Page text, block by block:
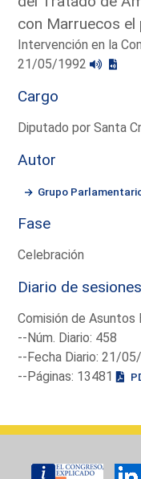
con Marruecos el
Intervención en la
21/05/1992
Cargo
Diputado por Santa
Autor
Grupo
Fase
Celebración
Diario de sesiones
Comisión de Asuntos
--Núm. Diario: 458
--Fecha Diario: 21/
--Páginas: 13481